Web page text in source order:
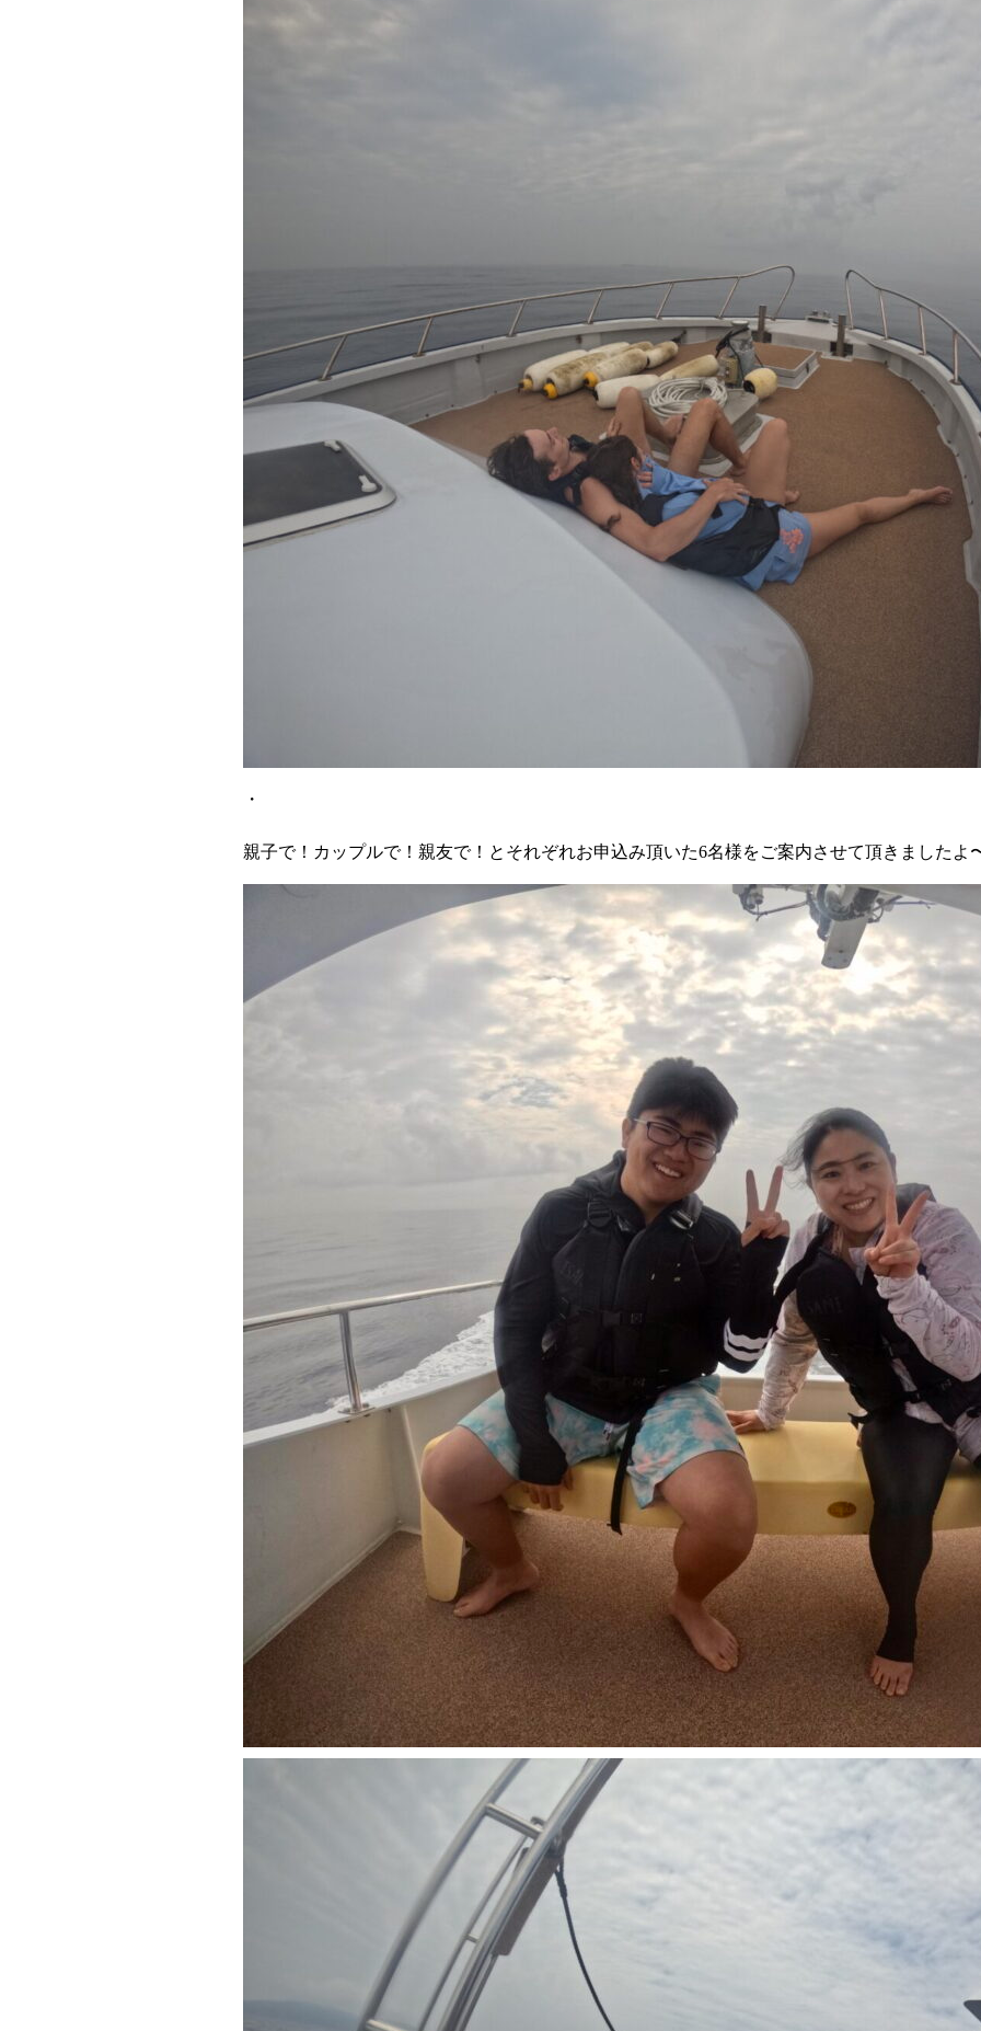
・
親子で！カップルで！親友で！とそれぞれお申込み頂いた6名様をご案内させて頂きましたよ